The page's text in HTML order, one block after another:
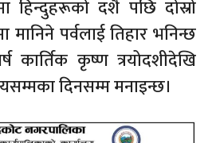
हिन्दुहरूको दशै पछि दोस्रो
पर्वलाई तिहार भनिन्छ
कार्तिक कृष्ण त्रयोदशीदेखि
दिनसम्म मनाइन्छ।